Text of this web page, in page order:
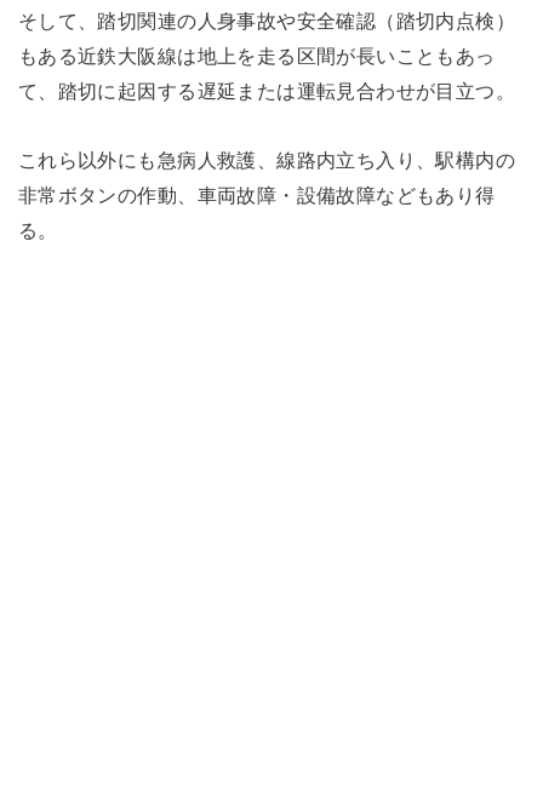
そして、踏切関連の人身事故や安全確認（踏切内点検）
もある近鉄大阪線は地上を走る区間が長いこともあっ
て、踏切に起因する遅延または運転見合わせが目立つ。
これら以外にも急病人救護、線路内立ち入り、駅構内の
非常ボタンの作動、車両故障・設備故障などもあり得
る。